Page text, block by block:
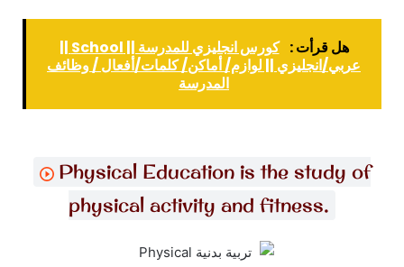
هل قرأت :
كورس انجليزي للمدرسة || School ||
عربي/انجليزي || لوازم/ أماكن/ كلمات/أفعال / وظائف
المدرسة
Physical Education is the study of
physical activity and fitness.